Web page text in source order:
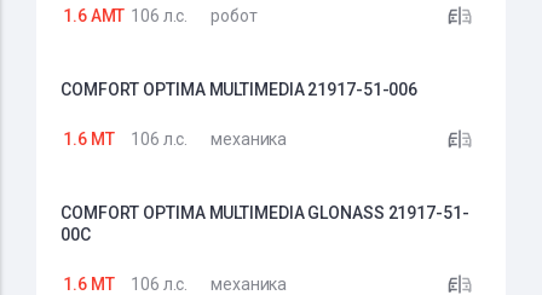
1.6 AMT 106 л.с. робот
COMFORT OPTIMA MULTIMEDIA 21917-51-006
1.6 MT 106 л.с. механика
COMFORT OPTIMA MULTIMEDIA GLONASS 21917-51-
00C
1.6 MT 106 л.с. механика